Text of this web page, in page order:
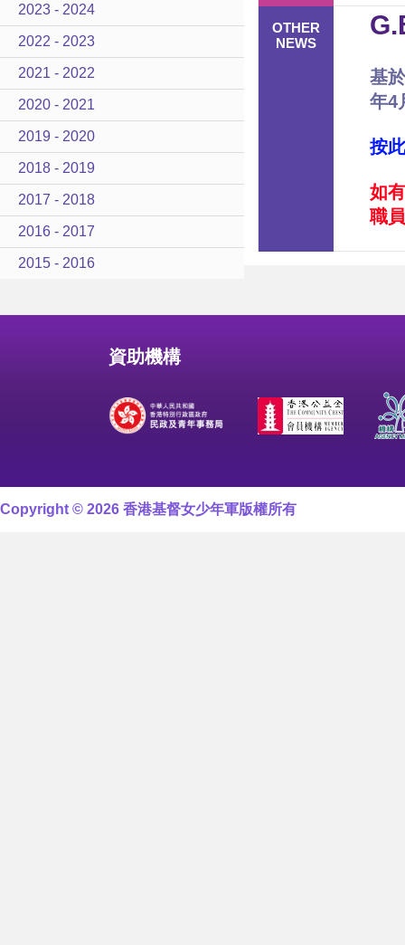
2023 - 2024
2022 - 2023
2021 - 2022
2020 - 2021
2019 - 2020
2018 - 2019
2017 - 2018
2016 - 2017
2015 - 2016
OTHER
NEWS
基
年4
按
如
職
資助機構
Copyright © 2026 香港基督女少年軍版權所有